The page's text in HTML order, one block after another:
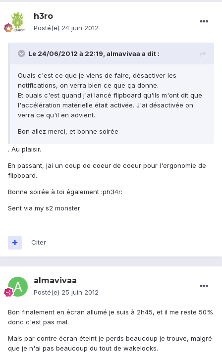
h3ro
Posté(e) 24 juin 2012
Le 24/06/2012 à 22:19, almavivaa a dit :
Ouais c'est ce que je viens de faire, désactiver les
notifications, on verra bien ce que ça donne.
Et ouais c'est quand j'ai lancé flipboard qu'ils m'ont dit que
l'accélération matérielle était activée. J'ai désactivée on
verra ce qu'il en advient.
Bon allez merci, et bonne soirée
. Au plaisir.
En passant, jai un coup de coeur de coeur pour l'ergonomie de
flipboard.
Bonne soirée à toi également :ph34r:
Sent via my s2 monster
Citer
almavivaa
Posté(e) 25 juin 2012
Bon finalement en écran allumé je suis à 2h45, et il me reste 50%
donc c'est pas mal.
Mais par contre écran éteint je perds beaucoup je trouve, malgré
que je n'ai pas beaucoup du tout de wakelocks.